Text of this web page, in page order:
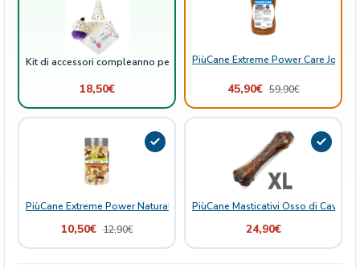
à
Kit di accessori compleanno per cani
18,50€
PiùCane Extreme Power Care Joint
45,90€ 59,90€
PiùCane Extreme Power Natural Delights Mix Frutta
10,50€ 12,90€
PiùCane Masticativi Osso di Cavallo
24,90€